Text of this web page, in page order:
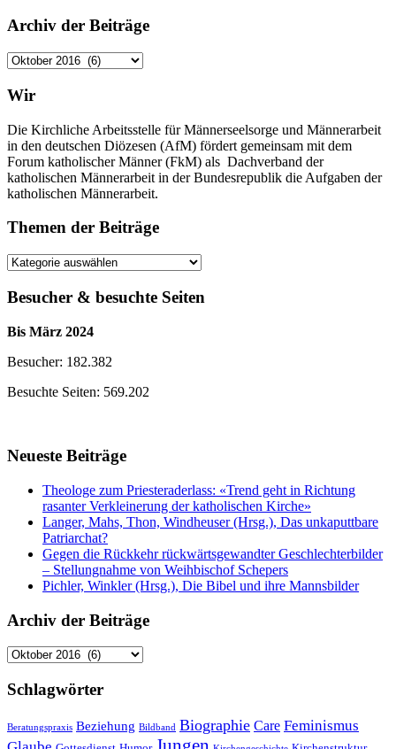
Archiv der Beiträge
Archiv
Beiträge
Wir
Die Kirchliche Arbeitsstelle für Männerseelsorge und Männerarbeit
in den deutschen Diözesen (AfM) fördert gemeinsam mit dem
Forum katholischer Männer (FkM) als Dachverband der
katholischen Männerarbeit in der Bundesrepublik die Aufgaben der
katholischen Männerarbeit.
Themen der Beiträge
Themen
Beiträge
Besucher & besuchte Seiten
Bis März 2024
Besucher: 182.382
Besuchte Seiten: 569.202
Neueste Beiträge
Theologe zum Priesteraderlass: «Trend geht in Richtung
rasanter Verkleinerung der katholischen Kirche»
Langer, Mahs, Thon, Windheuser (Hrsg.), Das unkaputtbare
Patriarchat?
Gegen die Rückkehr rückwärtsgewandter Geschlechterbilder
– Stellungnahme von Weihbischof Schepers
Pichler, Winkler (Hrsg.), Die Bibel und ihre Mannsbilder
Archiv der Beiträge
Archiv
Beiträge
Schlagwörter
Beratungspraxis Beziehung Bildband Biographie Care Feminismus